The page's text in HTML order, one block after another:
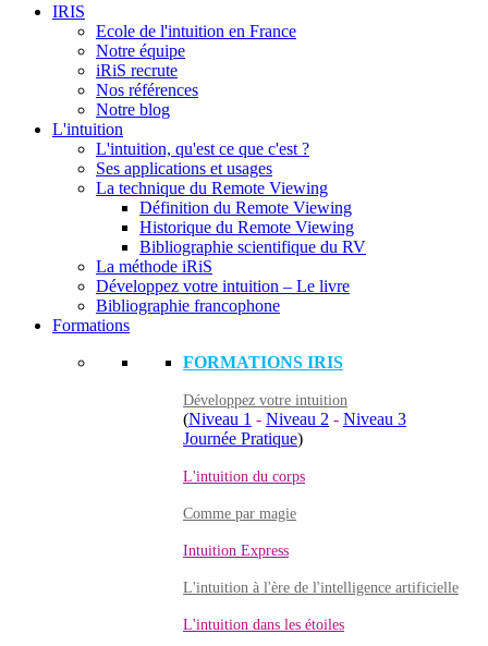
IRIS
Ecole de l'intuition en France
Notre équipe
iRiS recrute
Nos références
Notre blog
L'intuition
L'intuition, qu'est ce que c'est ?
Ses applications et usages
La technique du Remote Viewing
Définition du Remote Viewing
Historique du Remote Viewing
Bibliographie scientifique du RV
La méthode iRiS
Développez votre intuition – Le livre
Bibliographie francophone
Formations
FORMATIONS IRIS
Développez votre intuition
(Niveau 1 - Niveau 2 - Niveau 3
Journée Pratique)
L'intuition du corps
Comme par magie
Intuition Express
L'intuition à l'ère de l'intelligence artificielle
L'intuition dans les étoiles